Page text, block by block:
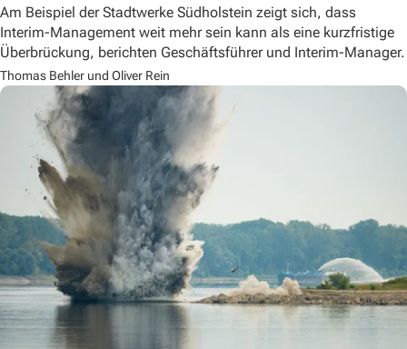
Am Beispiel der Stadtwerke Südholstein zeigt sich, dass
Interim-Management weit mehr sein kann als eine kurzfristige
Überbrückung, berichten Geschäftsführer und Interim-Manager.
Thomas Behler und Oliver Rein